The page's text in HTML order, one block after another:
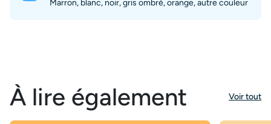
Marron, blanc, noir, gris ombré, orange, autre couleur
À lire également Voir tout